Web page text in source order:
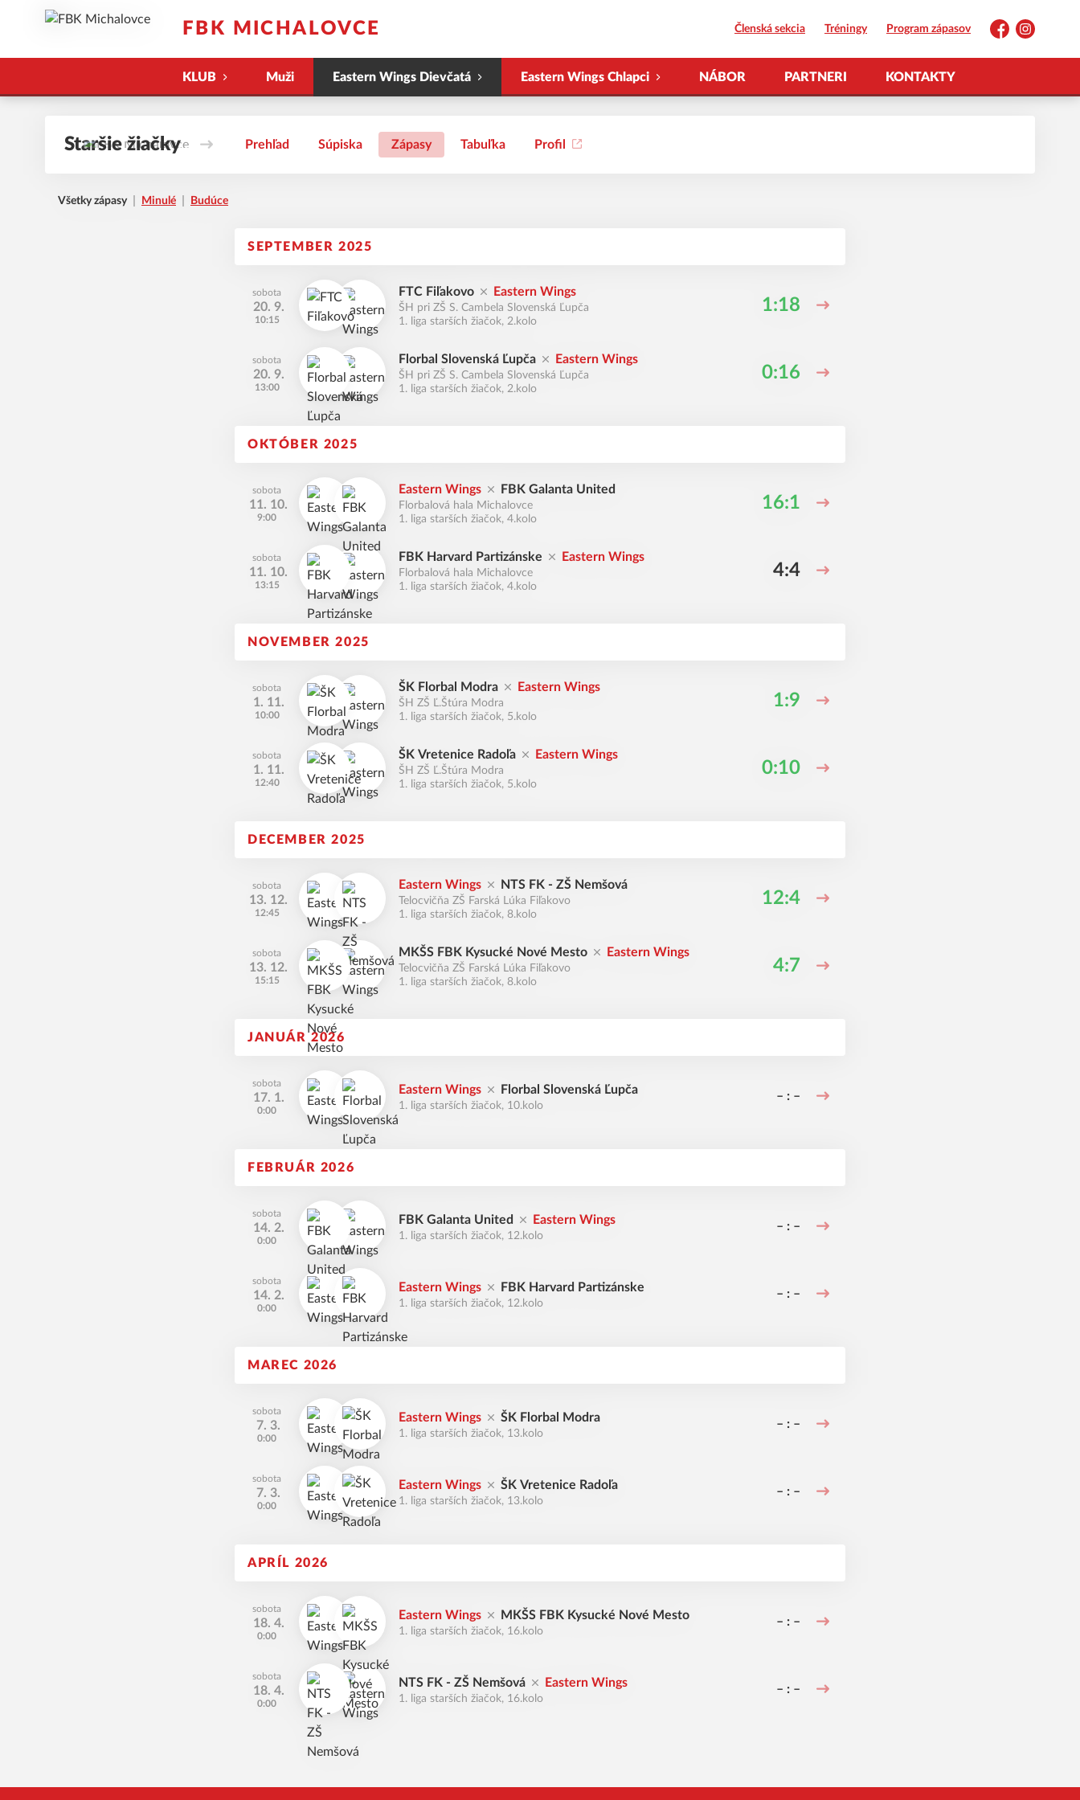
FBK MICHALOVCE Členská sekcia Tréningy Program zápasov
FacebookInstagram
KLUB Muži Eastern Wings Dievčatá Eastern Wings Chlapci NÁBOR PARTNERI KONTAKTY
Staršie žiačky Prehľad Súpiska Zápasy Tabuľka Profil
Všetky zápasy Minulé Budúce
SEPTEMBER 2025
sobota
20. 9.
10:15
FTC Fiľakovo Eastern Wings
ŠH pri ZŠ S. Cambela Slovenská Ľupča
1. liga starších žiačok, 2.kolo
1:18
sobota
20. 9.
13:00
Florbal Slovenská Ľupča Eastern Wings
ŠH pri ZŠ S. Cambela Slovenská Ľupča
1. liga starších žiačok, 2.kolo
0:16
OKTÓBER 2025
sobota
11. 10.
9:00
Eastern Wings FBK Galanta United
Florbalová hala Michalovce
1. liga starších žiačok, 4.kolo
16:1
sobota
11. 10.
13:15
FBK Harvard Partizánske Eastern Wings
Florbalová hala Michalovce
1. liga starších žiačok, 4.kolo
4:4
NOVEMBER 2025
sobota
1. 11.
10:00
ŠK Florbal Modra Eastern Wings
ŠH ZŠ Ľ.Štúra Modra
1. liga starších žiačok, 5.kolo
1:9
sobota
1. 11.
12:40
ŠK Vretenice Radoľa Eastern Wings
ŠH ZŠ Ľ.Štúra Modra
1. liga starších žiačok, 5.kolo
0:10
DECEMBER 2025
sobota
13. 12.
12:45
Eastern Wings NTS FK - ZŠ Nemšová
Telocvičňa ZŠ Farská Lúka Fiľakovo
1. liga starších žiačok, 8.kolo
12:4
sobota
13. 12.
15:15
MKŠS FBK Kysucké Nové Mesto Eastern Wings
Telocvičňa ZŠ Farská Lúka Fiľakovo
1. liga starších žiačok, 8.kolo
4:7
JANUÁR 2026
sobota
17. 1.
0:00
Eastern Wings Florbal Slovenská Ľupča
1. liga starších žiačok, 10.kolo
– : –
FEBRUÁR 2026
sobota
14. 2.
0:00
FBK Galanta United Eastern Wings
1. liga starších žiačok, 12.kolo
– : –
sobota
14. 2.
0:00
Eastern Wings FBK Harvard Partizánske
1. liga starších žiačok, 12.kolo
– : –
MAREC 2026
sobota
7. 3.
0:00
Eastern Wings ŠK Florbal Modra
1. liga starších žiačok, 13.kolo
– : –
sobota
7. 3.
0:00
Eastern Wings ŠK Vretenice Radoľa
1. liga starších žiačok, 13.kolo
– : –
APRÍL 2026
sobota
18. 4.
0:00
Eastern Wings MKŠS FBK Kysucké Nové Mesto
1. liga starších žiačok, 16.kolo
– : –
sobota
18. 4.
0:00
NTS FK - ZŠ Nemšová Eastern Wings
1. liga starších žiačok, 16.kolo
– : –